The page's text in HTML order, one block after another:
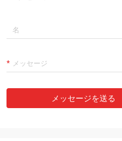
メッセージを送る